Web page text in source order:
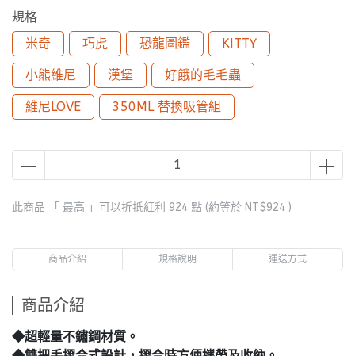
規格
米奇
巧虎 恐龍圖鑑 KITTY
小熊維尼 漢堡 好餓的毛毛蟲
維尼LOVE 350ML 替換吸管組
此商品 「 最高 」可以折抵紅利 924 點 (約等於 NT$924 )
商品介紹 規格說明 運送方式
商品介紹
◆超輕量不鏽鋼材質。